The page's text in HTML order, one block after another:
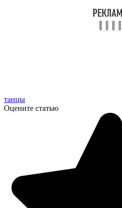
танцы
Оцените статью